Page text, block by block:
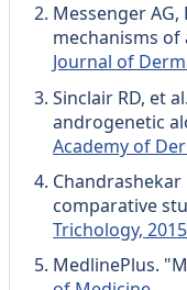
Messenger
mechanisms
Journal of
Sinclair RD, et
androgenetic
Academy of
Chandrashekar
comparative
Trichology, 2015
MedlinePlus.